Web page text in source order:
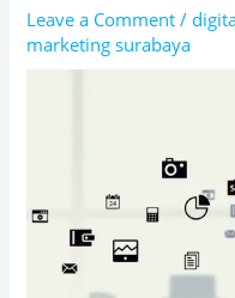
Leave a Comment /
marketing surabaya